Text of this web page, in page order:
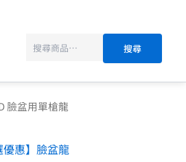
搜尋
臉盆用單槍龍
優惠】臉盆龍